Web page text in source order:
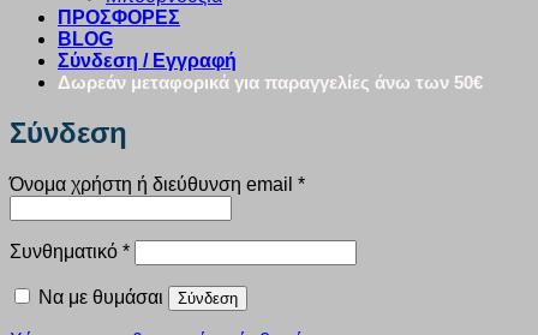
ΠΡΟΣΦΟΡΕΣ
BLOG
Σύνδεση / Εγγραφή
Δωρεάν μεταφορικά για παραγγελίες άνω των 50€
Σύνδεση
Όνομα χρήστη ή διεύθυνση email *Απαιτείται
Συνθηματικό *Απαιτείται
Να με θυμάσαι Σύνδεση